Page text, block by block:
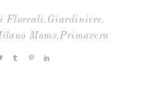
Floreali, Giardiniere,
Moms, Primavera